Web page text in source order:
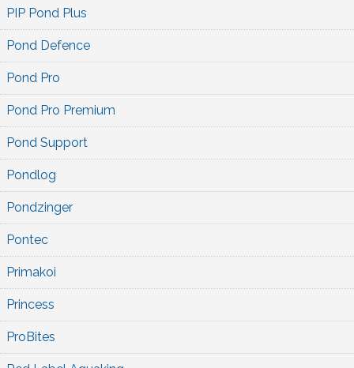
PIP Pond Plus
Pond Defence
Pond Pro
Pond Pro Premium
Pond Support
Pondlog
Pondzinger
Pontec
Primakoi
Princess
ProBites